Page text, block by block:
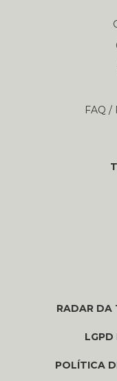
FAQ
RADAR DA
LGPD
POLÍTICA